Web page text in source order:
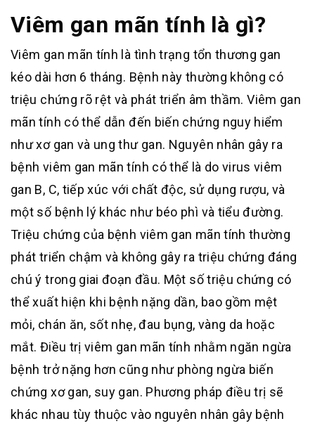
Viêm gan mãn tính là gì?
Viêm gan mãn tính là tình trạng tổn thương gan
kéo dài hơn 6 tháng. Bệnh này thường không có
triệu chứng rõ rệt và phát triển âm thầm. Viêm gan
mãn tính có thể dẫn đến biến chứng nguy hiểm
như xơ gan và ung thư gan. Nguyên nhân gây ra
bệnh viêm gan mãn tính có thể là do virus viêm
gan B, C, tiếp xúc với chất độc, sử dụng rượu, và
một số bệnh lý khác như béo phì và tiểu đường.
Triệu chứng của bệnh viêm gan mãn tính thường
phát triển chậm và không gây ra triệu chứng đáng
chú ý trong giai đoạn đầu. Một số triệu chứng có
thể xuất hiện khi bệnh nặng dần, bao gồm mệt
mỏi, chán ăn, sốt nhẹ, đau bụng, vàng da hoặc
mắt. Điều trị viêm gan mãn tính nhằm ngăn ngừa
bệnh trở nặng hơn cũng như phòng ngừa biến
chứng xơ gan, suy gan. Phương pháp điều trị sẽ
khác nhau tùy thuộc vào nguyên nhân gây bệnh